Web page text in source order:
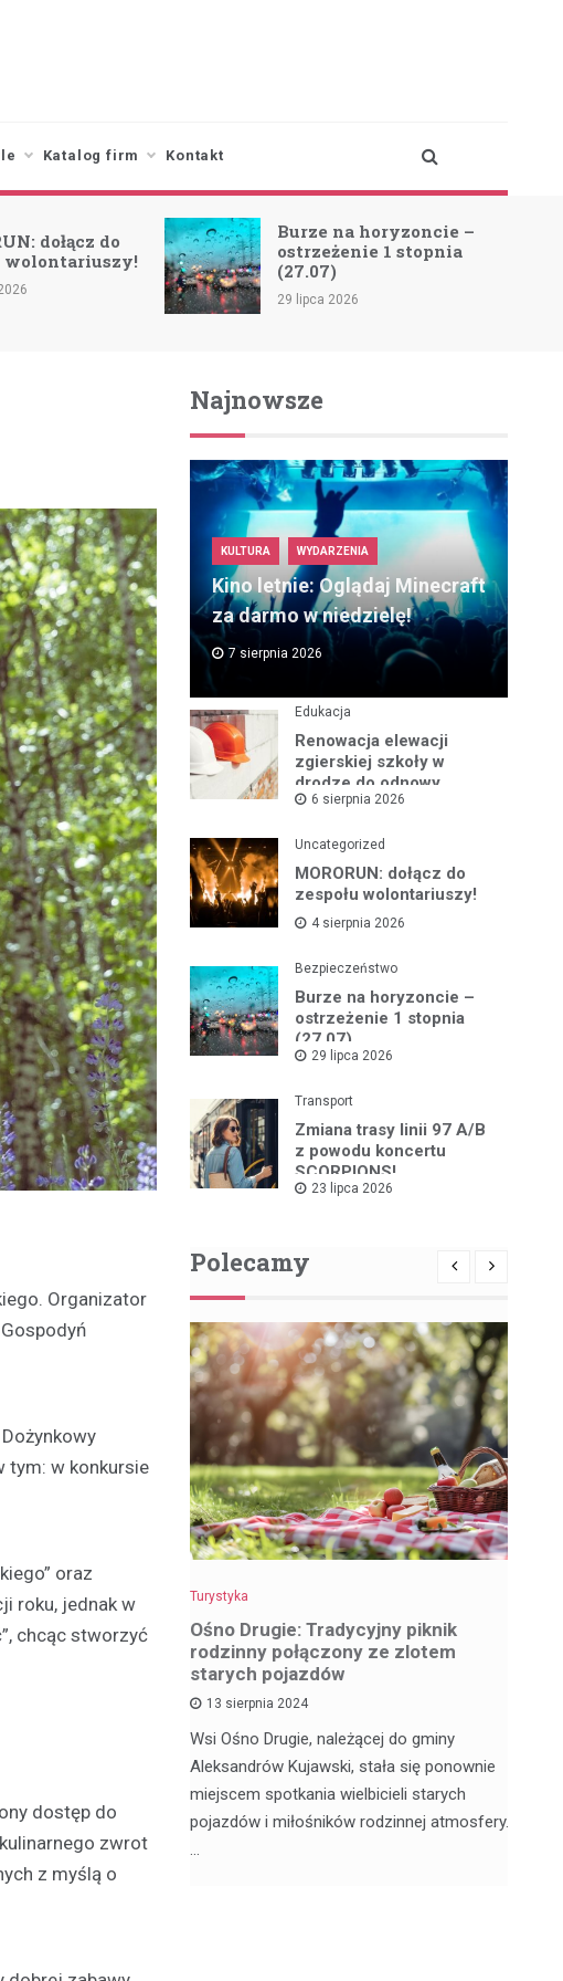
Katalog firm Kontakt
Burze na horyzoncie –
ostrzeżenie 1 stopnia
(27.07)
29 lipca 2026
Zmiana
Organizator
tym: w konkursie
oraz
roku, jednak w
chcąc stworzyć
dostęp do
zwrot
z myślą o
Najnowsze
KULTURA WYDARZENIA
Kino letnie: Oglądaj Minecraft
za darmo w niedzielę!
7 sierpnia 2026
Edukacja
Renowacja elewacji
zgierskiej szkoły w
drodze do odnowy
zabytku
6 sierpnia 2026
Uncategorized
MORORUN: dołącz do
zespołu wolontariuszy!
4 sierpnia 2026
Bezpieczeństwo
Burze na horyzoncie –
ostrzeżenie 1 stopnia
(27.07)
29 lipca 2026
Transport
Zmiana trasy linii 97 A/B
z powodu koncertu
SCORPIONS!
23 lipca 2026
Polecamy
Zobacz
w…
Turystyka
Ośno Drugie: Tradycyjny piknik
rodzinny połączony ze zlotem
starych pojazdów
13 sierpnia 2024
Wsi Ośno Drugie, należącej do gminy
Aleksandrów Kujawski, stała się ponownie
miejscem spotkania wielbicieli starych
pojazdów i miłośników rodzinnej atmosfery.